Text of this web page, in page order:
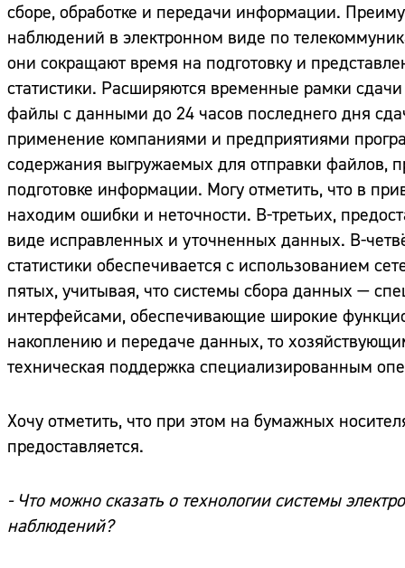
сборе, обработке и передачи информации.
наблюдений в электронном виде по
они сокращают время на подготовку и
статистики. Расширяются временные рамки
файлы с данными до 24 часов последнего дня
применение компаниями и предприятиями
содержания выгружаемых для отправки файлов,
подготовке информации. Могу отметить, что в
находим ошибки и неточности. В-третьих,
виде исправленных и уточненных данных. В-
статистики обеспечивается с использованием
пятых, учитывая, что системы сбора данных —
интерфейсами, обеспечивающие широкие
накоплению и передаче данных, то
техническая поддержка специализированным
Хочу отметить, что при этом на бумажных
предоставляется.
- Что можно сказать о технологии системы
наблюдений?